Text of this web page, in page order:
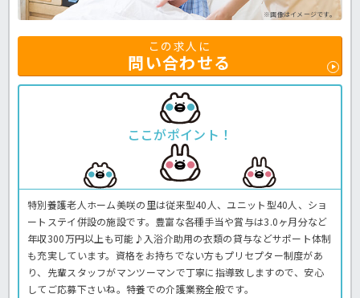
※画像はイメージです。
この求人に
問い合わせる
ここがポイント！
特別養護老人ホーム美咲の里は従来型40人、ユニット型40人、ショ
ートステイ併設の施設です。豊富な各種手当や賞与は3.0ヶ月分など
年収300万円以上も可能♪入浴介助用の衣類の貸与などサポート体制
も充実しています。資格をお持ちでない方もプリセプター制度があ
り、先輩スタッフがマンツーマンで丁寧に指導致しますので、安心
してご応募下さいね。特養での介護業務全般です。